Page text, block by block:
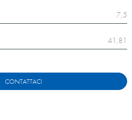
7,5
41,81
CONTATTACI